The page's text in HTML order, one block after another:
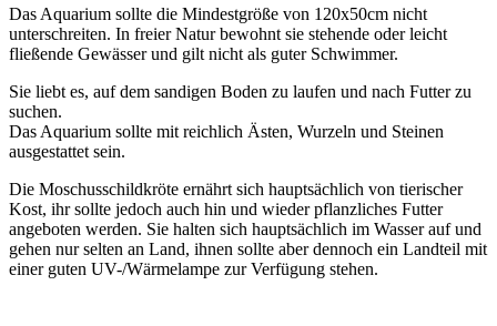
Das Aquarium sollte die Mindestgröße von 120x50cm nicht
unterschreiten. In freier Natur bewohnt sie stehende oder leicht
fließende Gewässer und gilt nicht als guter Schwimmer.
Sie liebt es, auf dem sandigen Boden zu laufen und nach Futter zu
suchen.
Das Aquarium sollte mit reichlich Ästen, Wurzeln und Steinen
ausgestattet sein.
Die Moschusschildkröte ernährt sich hauptsächlich von tierischer
Kost, ihr sollte jedoch auch hin und wieder pflanzliches Futter
angeboten werden. Sie halten sich hauptsächlich im Wasser auf und
gehen nur selten an Land, ihnen sollte aber dennoch ein Landteil mit
einer guten UV-/Wärmelampe zur Verfügung stehen.